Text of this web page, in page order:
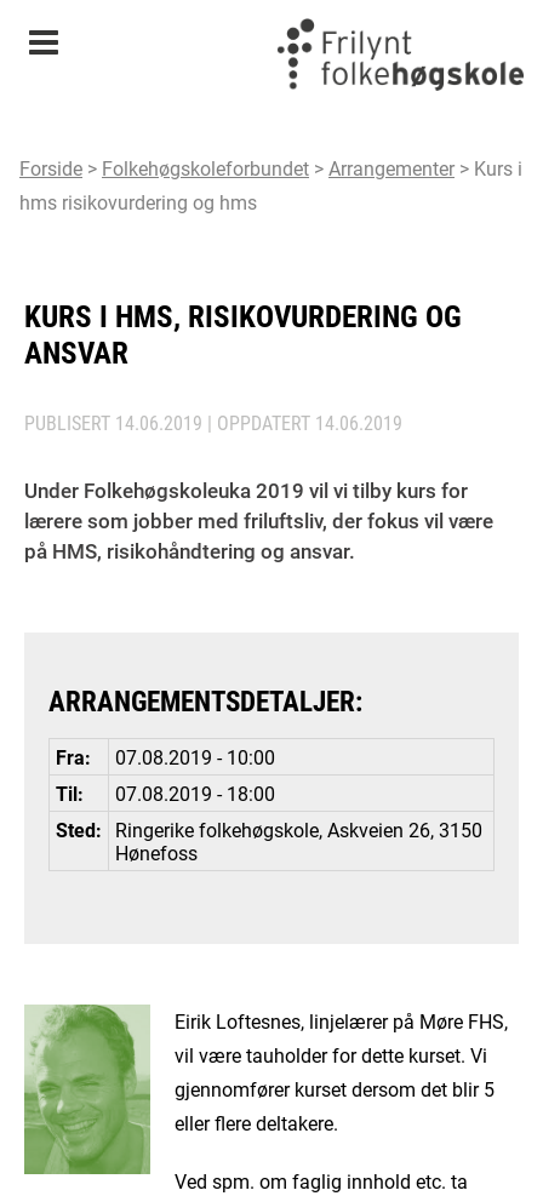
Meny
Forside > Folkehøgskoleforbundet >Arrangementer > Kurs i
hms risikovurdering og hms
KURS I HMS, RISIKOVURDERING OG
ANSVAR
PUBLISERT 14.06.2019 | OPPDATERT 14.06.2019
Under Folkehøgskoleuka 2019 vil vi tilby kurs for
lærere som jobber med friluftsliv, der fokus vil være
på HMS, risikohåndtering og ansvar.
ARRANGEMENTSDETALJER:
Fra:
07.08.2019 - 10:00
Til:
07.08.2019 - 18:00
Sted:
Ringerike folkehøgskole, Askveien 26, 3150
Hønefoss
Eirik Loftesnes, linjelærer på Møre FHS,
vil være tauholder for dette kurset. Vi
gjennomfører kurset dersom det blir 5
eller flere deltakere.
Ved spm. om faglig innhold etc. ta